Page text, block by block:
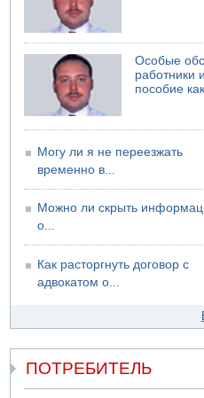
Особые
работники
пособие
Могу ли я не переезжать
временно в...
Можно ли скрыть
о...
Как расторгнуть договор с
адвокатом о...
ПОТРЕБИТЕЛЬ